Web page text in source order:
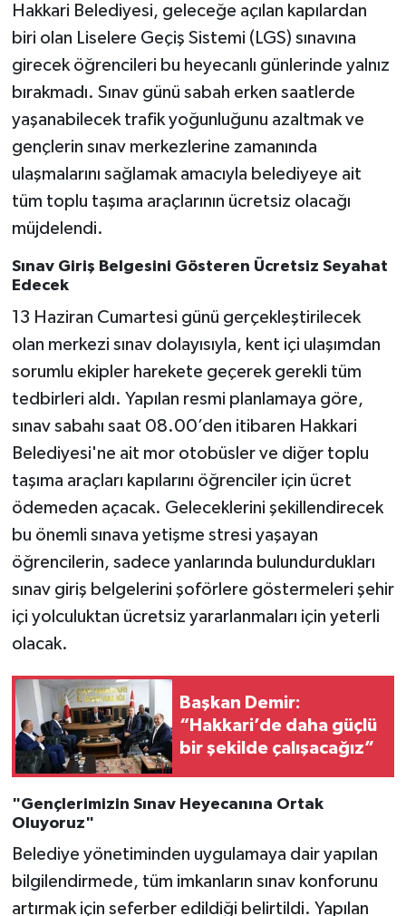
Hakkari Belediyesi, geleceğe açılan kapılardan
biri olan Liselere Geçiş Sistemi (LGS) sınavına
girecek öğrencileri bu heyecanlı günlerinde yalnız
bırakmadı. Sınav günü sabah erken saatlerde
yaşanabilecek trafik yoğunluğunu azaltmak ve
gençlerin sınav merkezlerine zamanında
ulaşmalarını sağlamak amacıyla belediyeye ait
tüm toplu taşıma araçlarının ücretsiz olacağı
müjdelendi.
Sınav Giriş Belgesini Gösteren Ücretsiz Seyahat
Edecek
13 Haziran Cumartesi günü gerçekleştirilecek
olan merkezi sınav dolayısıyla, kent içi ulaşımdan
sorumlu ekipler harekete geçerek gerekli tüm
tedbirleri aldı. Yapılan resmi planlamaya göre,
sınav sabahı saat 08.00’den itibaren Hakkari
Belediyesi'ne ait mor otobüsler ve diğer toplu
taşıma araçları kapılarını öğrenciler için ücret
ödemeden açacak. Geleceklerini şekillendirecek
bu önemli sınava yetişme stresi yaşayan
öğrencilerin, sadece yanlarında bulundurdukları
sınav giriş belgelerini şoförlere göstermeleri şehir
içi yolculuktan ücretsiz yararlanmaları için yeterli
olacak.
Başkan Demir:
“Hakkari’de daha güçlü
bir şekilde çalışacağız”
"Gençlerimizin Sınav Heyecanına Ortak
Oluyoruz"
Belediye yönetiminden uygulamaya dair yapılan
bilgilendirmede, tüm imkanların sınav konforunu
artırmak için seferber edildiği belirtildi. Yapılan
POLİTİKA
SAĞLIK
SİYASET
SPOR
TARİH
TEKNOLOJİ